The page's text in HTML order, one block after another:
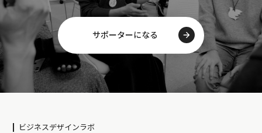
サポーターになる
ビジネスデザインラボ